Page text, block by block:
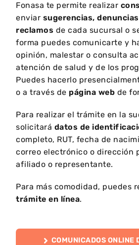
Fonasa te permite realizar
enviar sugerencias,
reclamos de cada sucursal o
forma puedes comunicarte y
opinión, malestar o consulta
atención de salud y de los
Puedes hacerlo
o a través de página web de
Para realizar el trámite en la
solicitará datos de
completo, RUT, fecha de
correo electrónico o dirección
afiliado o representante.
Para más comodidad, puedes
trámite en línea.
COMUNICADOS ONLINE